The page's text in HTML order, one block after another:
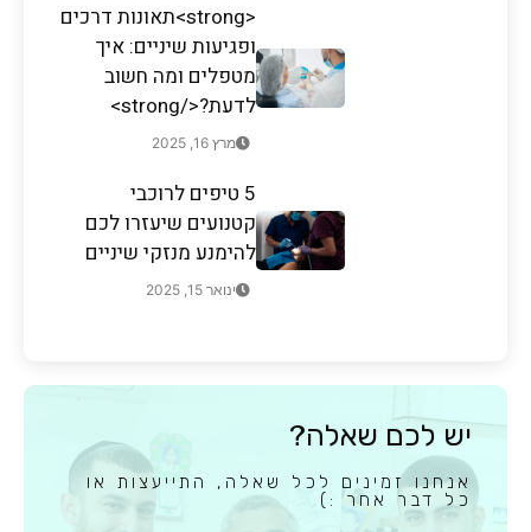
<strong>תאונות דרכים
ופגיעות שיניים: איך
מטפלים ומה חשוב
לדעת?</strong>
מרץ 16, 2025
5 טיפים לרוכבי
קטנועים שיעזרו לכם
להימנע מנזקי שיניים
ינואר 15, 2025
יש לכם שאלה?
אנחנו זמינים לכל שאלה, התייעצות או
כל דבר אחר :)